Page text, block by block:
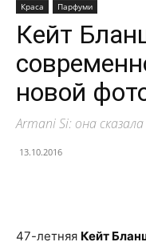
Краса Парфуми
Кейт
новой
Armani Si: она
13.10.2016
47-летняя Кейт